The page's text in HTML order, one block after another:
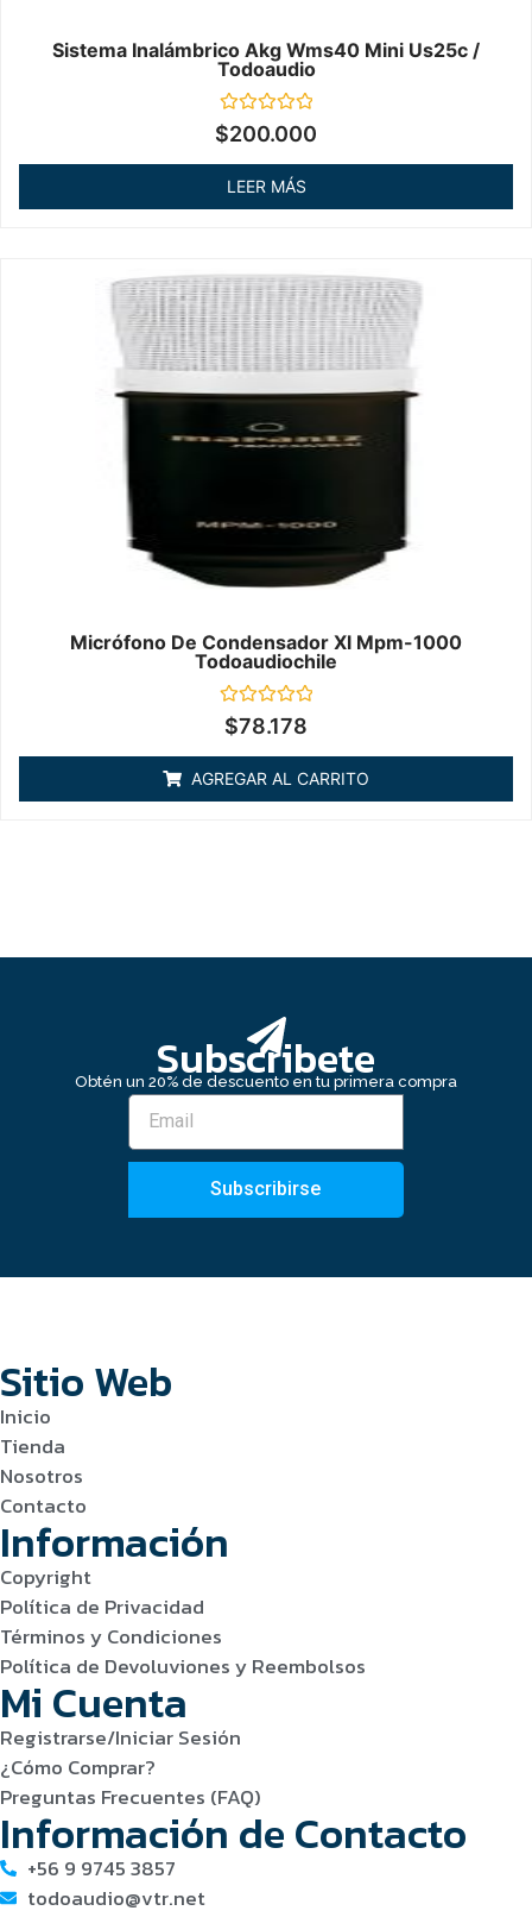
Sistema Inalámbrico Akg Wms40 Mini Us25c /
Todoaudio
Valorado
en
de
$200.000
LEER MÁS
Micrófono De Condensador Xl Mpm-1000
Todoaudiochile
Valorado
en
de
5
$78.178
AGREGAR AL CARRITO
Subscribete
Obtén un 20% de descuento en tu primera compra
Subscribirse
Sitio Web
Inicio
Tienda
Nosotros
Contacto
Información
Copyright
Política de Privacidad
Términos y Condiciones
Política de Devoluviones y Reembolsos
Mi Cuenta
Registrarse/Iniciar Sesión
¿Cómo Comprar?
Preguntas Frecuentes (FAQ)
Información de Contacto
+56 9 9745 3857
todoaudio@vtr.net